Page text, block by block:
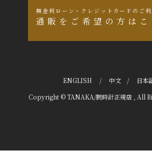
無金利ローン・クレジットカードのご
通販をご希望の方はこ
ENGLISH / 中文 / 日本
Copyright © TANAKA/腕時計正規店 , All